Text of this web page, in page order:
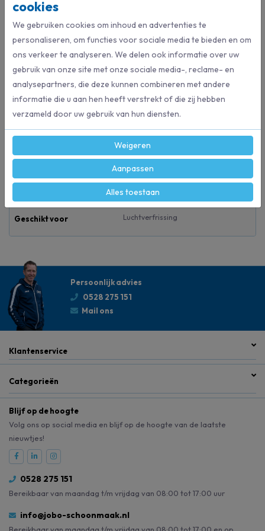
continue, frisse geur af te geven. De geparfumeerde gel is verpakt in
een discrete houder die in elke kamer of kast gebruikt kan worden.
Specificaties
Artikelnummer 120220
sc johnson professional
Inhoud 150 gram
Geschikt voor Luchtverfrissing
Persoonlijk advies
0528 275 151
Mail ons
Klantenservice
Categorieën
Blijf op de hoogte
Volg ons op social media en blijf op de hoogte van de laatste
nieuwtjes!
0528 275 151
Bereikbaar van maandag t/m vrijdag van 08:00 tot 17:00 uur
info@jobo-schoonmaak.nl
cookies
We gebruiken cookies om inhoud en advertenties te
personaliseren, om functies voor sociale media te bieden en om
ons verkeer te analyseren. We delen ook informatie over uw
gebruik van onze site met onze sociale media-, reclame- en
analysepartners, die deze kunnen combineren met andere
informatie die u aan hen heeft verstrekt of die zij hebben
verzameld door uw gebruik van hun diensten.
Weigeren
Aanpassen
Alles toestaan